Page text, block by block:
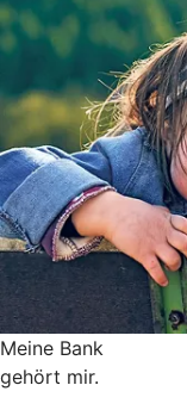
Meine Bank
gehört mir.